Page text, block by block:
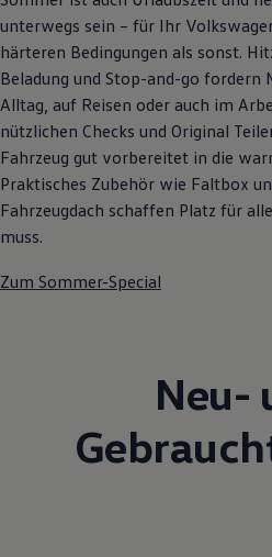
unterwegs sein – für Ihr
härteren Bedingungen als sonst.
Beladung und Stop-and-go fordern
Alltag, auf Reisen oder auch im
nützlichen Checks und Original
Fahrzeug gut vorbereitet in die
Praktisches Zubehör wie Faltbox
Fahrzeugdach schaffen Platz für
muss.
Zum Sommer-Special
Neu-